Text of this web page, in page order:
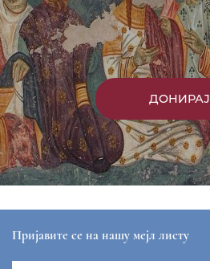
ДОНИРАЈ
Пријавите се на нашу мејл листу